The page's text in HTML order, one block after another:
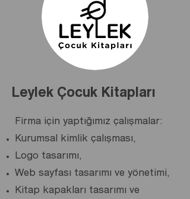
Leylek Çocuk Kitapları
F irma için yaptığımız çalışmalar:
Kurumsal kimlik çalışması,
Logo tasarımı,
Web sayfası tasarımı ve yönetimi,
Kitap kapakları tasarımı ve